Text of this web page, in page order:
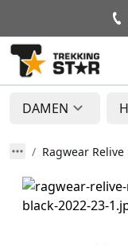
DAMEN
Ragwear